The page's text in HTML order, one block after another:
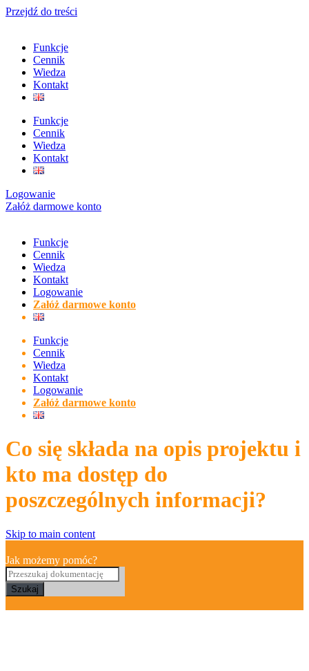
Przejdź do treści
Funkcje
Cennik
Wiedza
Kontakt
Funkcje
Cennik
Wiedza
Kontakt
Logowanie
Załóż darmowe konto
Funkcje
Cennik
Wiedza
Kontakt
Logowanie
Załóż darmowe konto
Funkcje
Cennik
Wiedza
Kontakt
Logowanie
Załóż darmowe konto
Co się składa na opis projektu i
kto ma dostęp do
poszczególnych informacji?
Skip to main content
Jak możemy pomóc?
Szukaj